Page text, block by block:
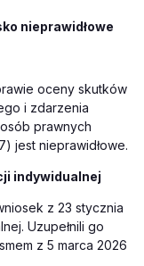
nieprawidłowe
oceny skutków
i zdarzenia
prawnych
jest nieprawidłowe.
indywidualnej
z 23 stycznia
Uzupełnili go
z 5 marca 2026